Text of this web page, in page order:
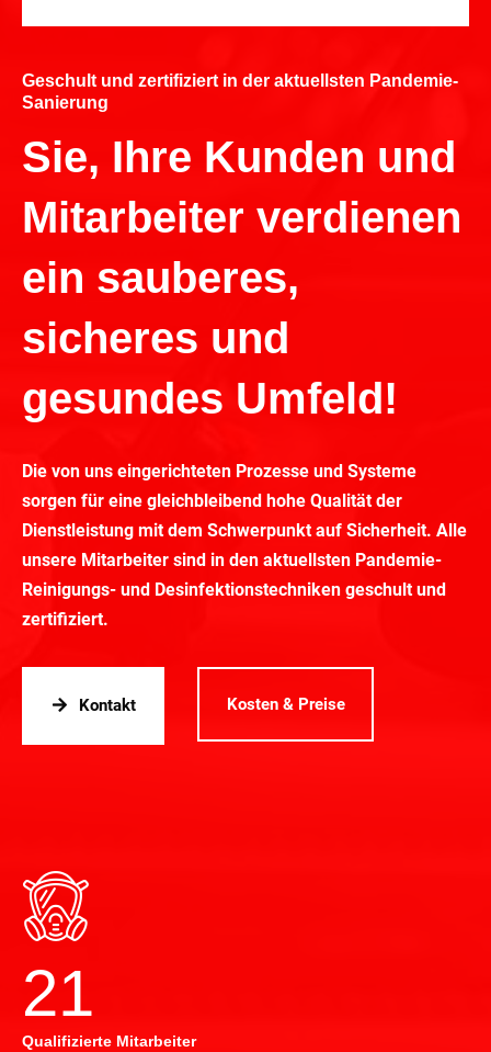
Geschult und zertifiziert in der aktuellsten Pandemie-
Sanierung
Sie, Ihre Kunden und
Mitarbeiter verdienen
ein sauberes,
sicheres und
gesundes Umfeld!
Die von uns eingerichteten Prozesse und Systeme
sorgen für eine gleichbleibend hohe Qualität der
Dienstleistung mit dem Schwerpunkt auf Sicherheit. Alle
unsere Mitarbeiter sind in den aktuellsten Pandemie-
Reinigungs- und Desinfektionstechniken geschult und
zertifiziert.
Kontakt Kosten & Preise
22
Qualifizierte Mitarbeiter